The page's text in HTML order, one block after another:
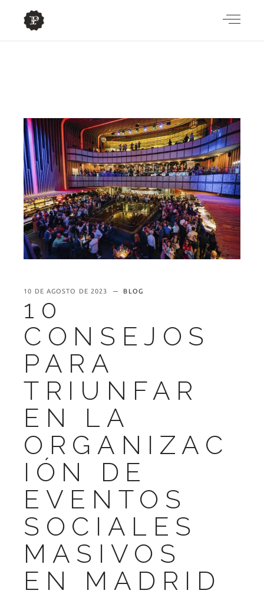
10 DE AGOSTO DE 2023 BLOG
10
CONSEJOS
PARA
TRIUNFAR
EN LA
ORGANIZAC
IÓN DE
EVENTOS
SOCIALES
MASIVOS
EN MADRID